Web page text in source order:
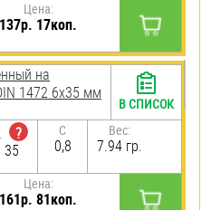
Цена:
137р. 17коп.
на
1472 6х35 мм
?
35
C
0,8
Вес:
7.94 гр.
Цена:
161р. 81коп.
В СПИСОК